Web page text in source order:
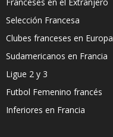
Selección Francesa
Clubes franceses en Europa
Sudamericanos en Francia
Ligue 2 y 3
Futbol Femenino francés
Inferiores en Francia